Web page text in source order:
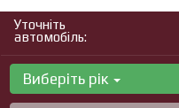
Уточніть
автомобіль:
Виберіть рік